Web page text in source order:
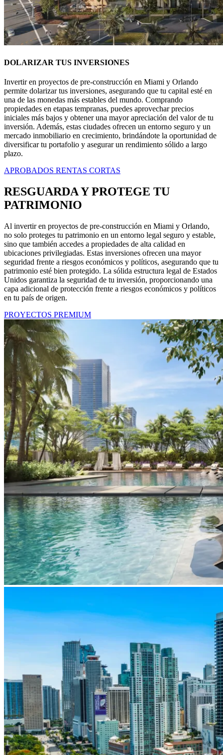
DOLARIZAR TUS INVERSIONES
Invertir en proyectos de pre-construcción en Miami y Orlando
permite dolarizar tus inversiones, asegurando que tu capital esté en
una de las monedas más estables del mundo. Comprando
propiedades en etapas tempranas, puedes aprovechar precios
iniciales más bajos y obtener una mayor apreciación del valor de tu
inversión. Además, estas ciudades ofrecen un entorno seguro y un
mercado inmobiliario en crecimiento, brindándote la oportunidad de
diversificar tu portafolio y asegurar un rendimiento sólido a largo
plazo.
APROBADOS RENTAS CORTAS
RESGUARDA Y PROTEGE TU
PATRIMONIO
Al invertir en proyectos de pre-construcción en Miami y Orlando,
no solo proteges tu patrimonio en un entorno legal seguro y estable,
sino que también accedes a propiedades de alta calidad en
ubicaciones privilegiadas. Estas inversiones ofrecen una mayor
seguridad frente a riesgos económicos y políticos, asegurando que tu
patrimonio esté bien protegido. La sólida estructura legal de Estados
Unidos garantiza la seguridad de tu inversión, proporcionando una
capa adicional de protección frente a riesgos económicos y políticos
en tu país de origen.
PROYECTOS PREMIUM